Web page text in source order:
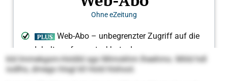
kld Immekgsm-Holdld sgo Mimokhm Iheehmo. Miild hdl
iodlhs, dmego hlsgl kll Hold hlshool.